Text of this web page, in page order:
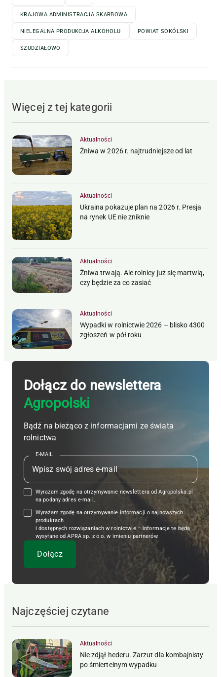
KRAJOWA ADMINISTRACJA SKARBOWA
NIELEGALNA PRODUKCJA ALKOHOLU POWIAT SOKÓLSKI
SZUDZIAŁOWO
Więcej z tej kategorii
Aktualności
Żniwa w 2026 r. najtrudniejsze od lat
Aktualności
Ukraina pokazuje plan na 2026 r. Presja
na rynek UE nie zniknie
Aktualności
Żniwa trwają. Ale rolnicy już się martwią,
czy będzie za co zasiać
Aktualności
Wypadki w rolnictwie 2026 – blisko 4300
zgłoszeń w pół roku
Dołącz do newslettera
Agropolski
Bądź na bieżąco z informacjami ze świata
rolnictwa
E-MAIL
Wyrażam zgodę na otrzymywanie newslettera od Agropolska.pl
na podany adres e-mail.
Wyrażam zgodę na otrzymywanie informacji o najnowszych
produktach
i dostępnych rozwiązaniach w rolnictwie – informacje te będą
wysyłane od APRA sp. z o.o. w imieniu partnerów.
Najczęściej czytane
Aktualności
Nie zdjął hederu. Zarzut dla kombajnisty
po śmiertelnym wypadku